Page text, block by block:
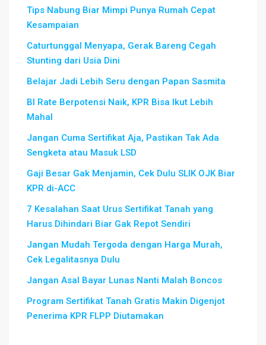
Tips Nabung Biar Mimpi Punya Rumah Cepat
Kesampaian
Caturtunggal Menyapa, Gerak Bareng Cegah
Stunting dari Usia Dini
Belajar Jadi Lebih Seru dengan Papan Sasmita
BI Rate Berpotensi Naik, KPR Bisa Ikut Lebih
Mahal
Jangan Cuma Sertifikat Aja, Pastikan Tak Ada
Sengketa atau Masuk LSD
Gaji Besar Gak Menjamin, Cek Dulu SLIK OJK Biar
KPR di-ACC
7 Kesalahan Saat Urus Sertifikat Tanah yang
Harus Dihindari Biar Gak Repot Sendiri
Jangan Mudah Tergoda dengan Harga Murah,
Cek Legalitasnya Dulu
Jangan Asal Bayar Lunas Nanti Malah Boncos
Program Sertifikat Tanah Gratis Makin Digenjot
Penerima KPR FLPP Diutamakan